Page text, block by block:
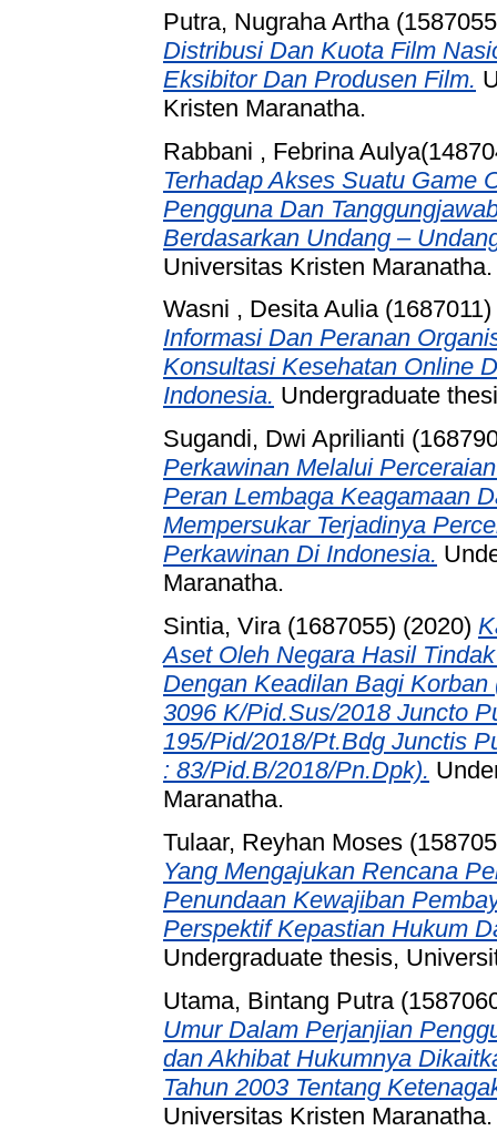
Putra, Nugraha Artha
Distribusi Dan Kuota Film
Eksibitor Dan Produsen Film.
Kristen Maranatha.
Rabbani , Febrina
Terhadap Akses Suatu Game
Pengguna Dan
Berdasarkan Undang –
Universitas Kristen Maranatha.
Wasni , Desita Aulia (1687011)
Informasi Dan Peranan
Konsultasi Kesehatan Online
Indonesia. Undergraduate
Sugandi, Dwi Aprilianti
Perkawinan Melalui
Peran Lembaga Keagamaan
Mempersukar Terjadinya
Perkawinan Di Indonesia.
Maranatha.
Sintia, Vira (1687055) (2020)
Aset Oleh Negara Hasil
Dengan Keadilan Bagi
3096 K/Pid.Sus/2018 Juncto
195/Pid/2018/Pt.Bdg Junctis
: 83/Pid.B/2018/Pn.Dpk).
Maranatha.
Tulaar, Reyhan Moses
Yang Mengajukan Rencana
Penundaan Kewajiban
Perspektif Kepastian Hukum
Undergraduate thesis,
Utama, Bintang Putra
Umur Dalam Perjanjian
dan Akhibat Hukumnya
Tahun 2003 Tentang
Universitas Kristen Maranatha.